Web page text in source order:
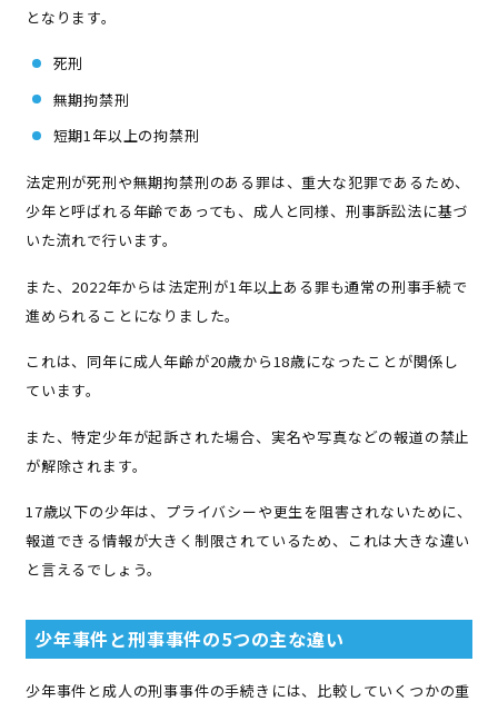
となります。
死刑
無期拘禁刑
短期1年以上の拘禁刑
法定刑が死刑や無期拘禁刑のある罪は、重大な犯罪であるため、
少年と呼ばれる年齢であっても、成人と同様、刑事訴訟法に基づ
いた流れで行います。
また、2022年からは法定刑が1年以上ある罪も通常の刑事手続で
進められることになりました。
これは、同年に成人年齢が20歳から18歳になったことが関係し
ています。
また、特定少年が起訴された場合、実名や写真などの報道の禁止
が解除されます。
17歳以下の少年は、プライバシーや更生を阻害されないために、
報道できる情報が大きく制限されているため、これは大きな違い
と言えるでしょう。
少年事件と刑事事件の5つの主な違い
少年事件と成人の刑事事件の手続きには、比較していくつかの重